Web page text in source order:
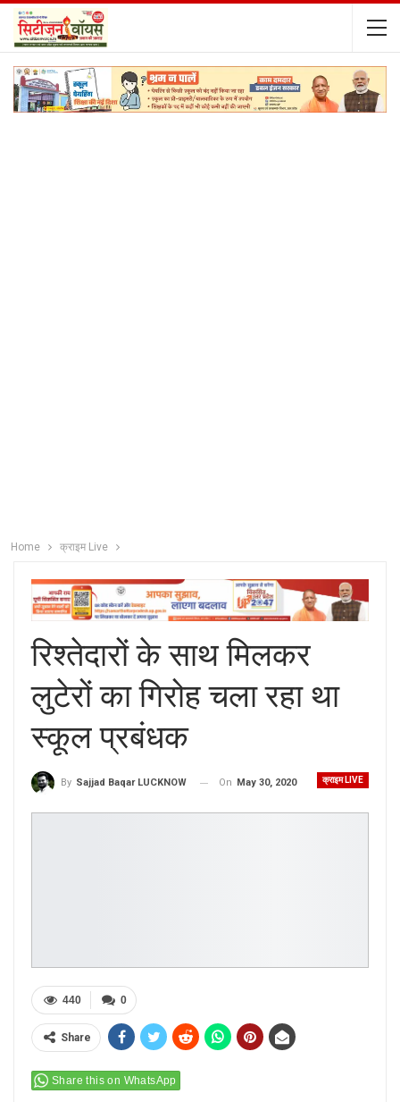
Home क्राइम Live
रिश्तेदारों के साथ मिलकर
लुटेरों का गिरोह चला रहा था
स्कूल प्रबंधक
क्राइम LIVE
By Sajjad Baqar LUCKNOW On May 30, 2020
0
440
Share
Share this on WhatsApp